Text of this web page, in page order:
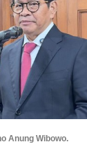
Anung Wibowo.